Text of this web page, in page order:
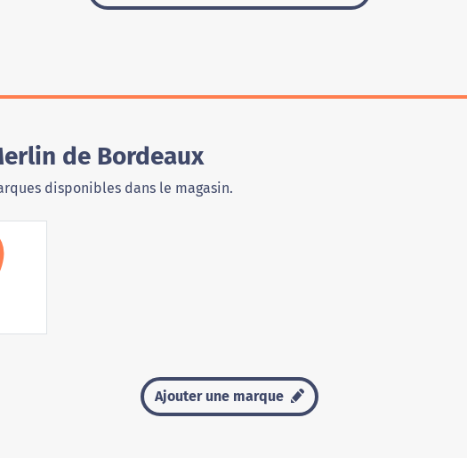
de Bordeaux
disponibles dans le magasin.
Ajouter une marque